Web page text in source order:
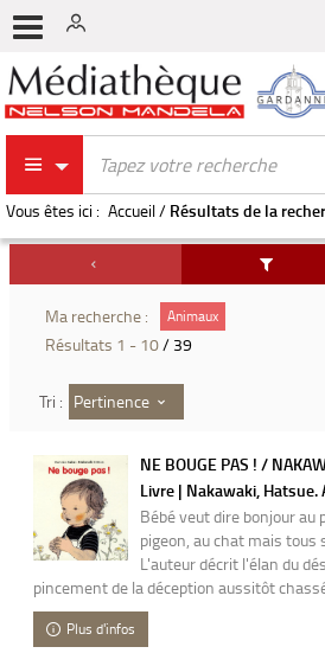
Vous êtes ici : Accueil/ Résultats de la
Ma recherche : Animaux
Résultats 1 - 10/ 39
Tri : Pertinence
NE BOUGE PAS ! /
Livre | Nakawaki,
Bébé veut dire bonjour au
pigeon, au chat mais tous
L'auteur décrit l'élan du
pincement de la déception aussitôt
Plus d'infos